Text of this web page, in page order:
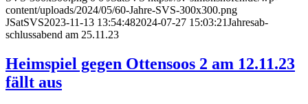
content/uploads/2024/05/60-Jahre-SVS-300x300.png
JSatSVS2023-11-13 13:54:482024-07-27 15:03:21Jahresab­
schlussabend am 25.11.23
Heimspiel gegen Ottensoos 2 am 12.11.23
fällt aus